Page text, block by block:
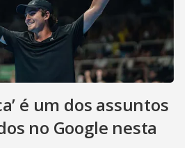
é um dos assuntos
no Google nesta